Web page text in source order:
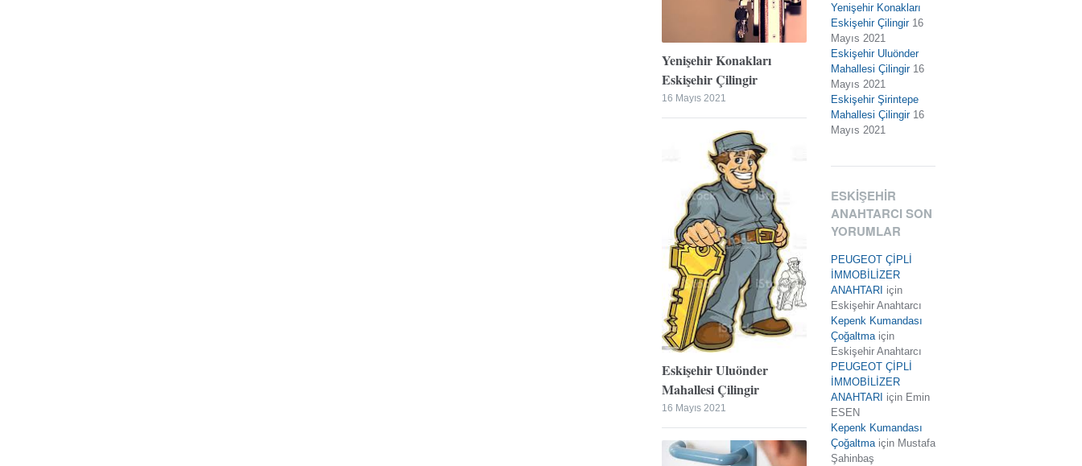
Yenişehir Konakları
Eskişehir Çilingir
16 Mayıs 2021
Eskişehir Uluönder
Mahallesi Çilingir
16 Mayıs 2021
Yenişehir Konakları
Eskişehir Çilingir 16
Mayıs 2021
Eskişehir Uluönder
Mahallesi Çilingir 16
Mayıs 2021
Eskişehir Şirintepe
Mahallesi Çilingir 16
Mayıs 2021
ESKIŞEHIR
ANAHTARCI SON
YORUMLAR
PEUGEOT ÇİPLİ
İMMOBİLİZER
ANAHTARI için
Eskişehir Anahtarcı
Kepenk Kumandası
Çoğaltmaiçin
Eskişehir Anahtarcı
PEUGEOT ÇİPLİ
İMMOBİLİZER
ANAHTARI için Emin
ESEN
Kepenk Kumandası
Çoğaltmaiçin Mustafa
Şahinbaş